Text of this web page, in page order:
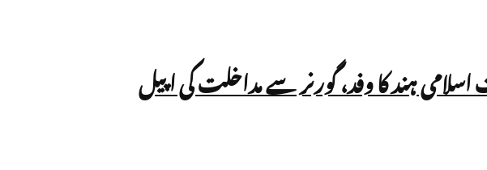
ہند کا وفد، گورنر سے مداخلت کی اپیل